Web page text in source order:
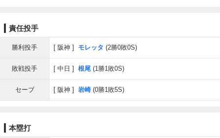
責任投手
勝利投手 阪神 モレッタ (2勝0敗0S)
敗戦投手 中日 根尾 (1勝1敗0S)
セーブ 阪神 岩崎(0勝1敗5S)
本塁打